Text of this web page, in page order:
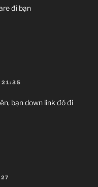
đi bạn
21:35
bạn down link đó đi